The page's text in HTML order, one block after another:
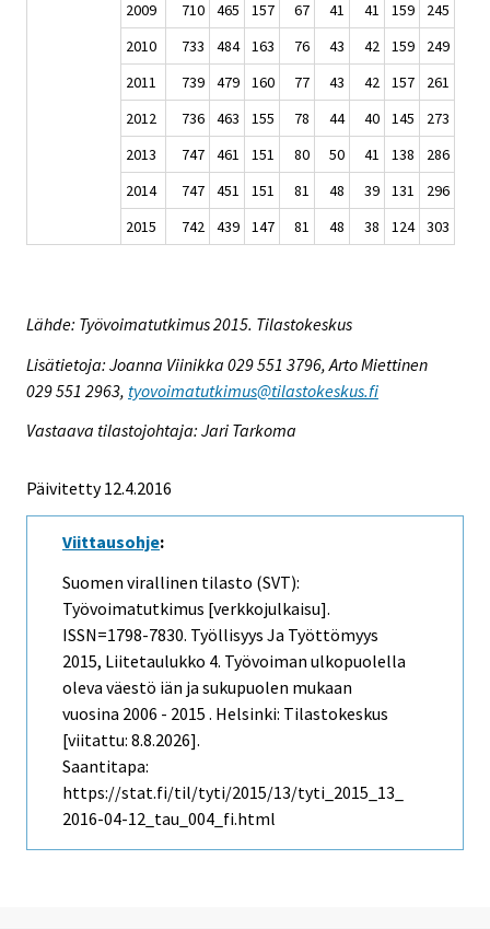
2009 710 465 157 67 41 41 159
245
2010
733 484 163 76 43 42 159
249
2011
739 479 160 77 43 42 157
261
2012
736 463 155 78 44 40 145
273
2013
747 461 151 80 50 41 138
286
2014
747 451 151 81 48 39 131
296
2015
742 439 147 81 48 38 124 303
Lähde: Työvoimatutkimus 2015. Tilastokeskus
Lisätietoja: Joanna Viinikka 029 551 3796, Arto Miettinen
029 551 2963, tyovoimatutkimus@tilastokeskus.fi
Vastaava tilastojohtaja: Jari Tarkoma
Päivitetty 12.4.2016
Viittausohje:
Suomen virallinen tilasto (SVT):
Työvoimatutkimus [verkkojulkaisu].
ISSN=1798-7830. Työllisyys Ja Työttömyys
2015, Liitetaulukko 4. Työvoiman ulkopuolella
oleva väestö iän ja sukupuolen mukaan
vuosina 2006 - 2015 . Helsinki: Tilastokeskus
[viitattu: 8.8.2026].
Saantitapa:
https://stat.fi/til/tyti/2015/13/tyti_2015_13_
2016-04-12_tau_004_fi.html